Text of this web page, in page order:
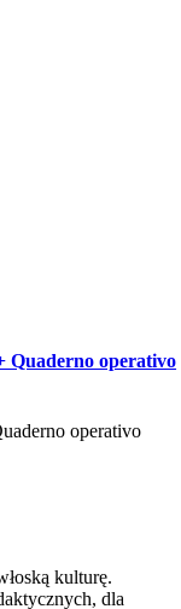
Quaderno operativo
operativo
kulturę.
dla